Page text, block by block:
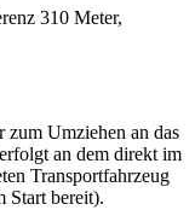
310 Meter,
Umziehen an das
an dem direkt im
Transportfahrzeug
Start bereit).